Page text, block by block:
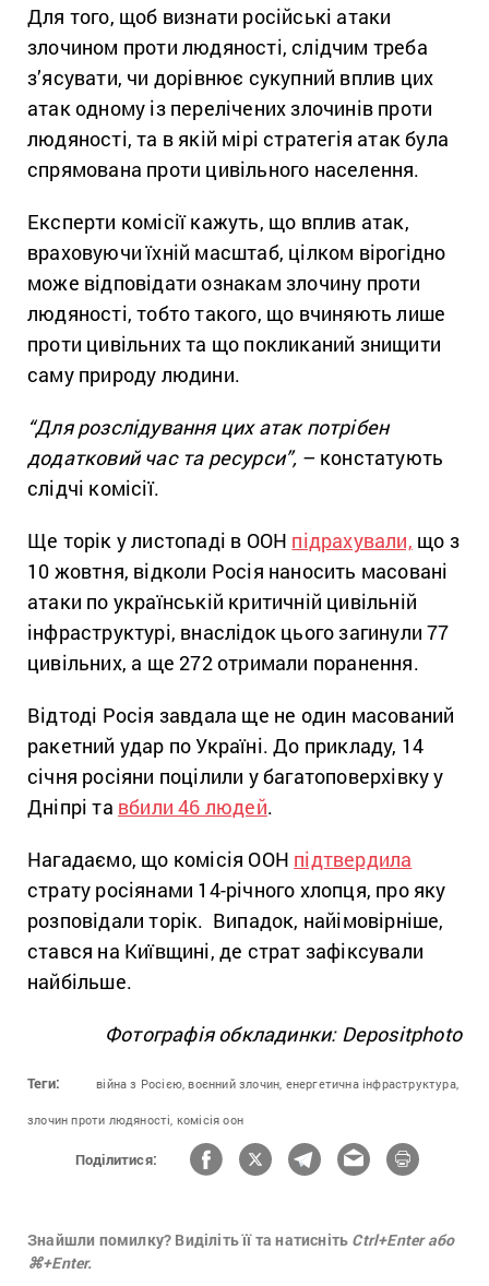
Для того, щоб визнати російські атаки
злочином проти людяності, слідчим треба
з’ясувати, чи дорівнює сукупний вплив цих
атак одному із перелічених злочинів проти
людяності, та в якій мірі стратегія атак була
спрямована проти цивільного населення.
Експерти комісії кажуть, що вплив атак,
враховуючи їхній масштаб, цілком вірогідно
може відповідати ознакам злочину проти
людяності, тобто такого, що вчиняють лише
проти цивільних та що покликаний знищити
саму природу людини.
“Для розслідування цих атак потрібен
додатковий час та ресурси”, – констатують
слідчі комісії.
Ще торік у листопаді в ООН підрахували, що з
10 жовтня, відколи Росія наносить масовані
атаки по українській критичній цивільній
інфраструктурі, внаслідок цього загинули 77
цивільних, а ще 272 отримали поранення.
Відтоді Росія завдала ще не один масований
ракетний удар по Україні. До прикладу, 14
січня росіяни поцілили у багатоповерхівку у
Дніпрі та вбили 46 людей.
Нагадаємо, що комісія ООН підтвердила
страту росіянами 14-річного хлопця, про яку
розповідали торік. Випадок, найімовірніше,
стався на Київщині, де страт зафіксували
найбільше.
Фотографія обкладинки: Depositphoto
Теги: війна з Росією, воєнний злочин, енергетична інфраструктура,
злочин проти людяності, комісія оон
Поділитися:
Знайшли помилку? Виділіть її та натисніть Ctrl+Enter або
⌘+Enter.